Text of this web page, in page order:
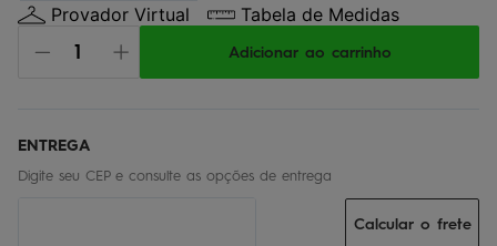
Provador Virtual Tabela de Medidas
Adicionar ao carrinho
Calcular o frete